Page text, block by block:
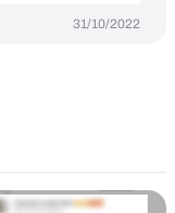
31/10/2022